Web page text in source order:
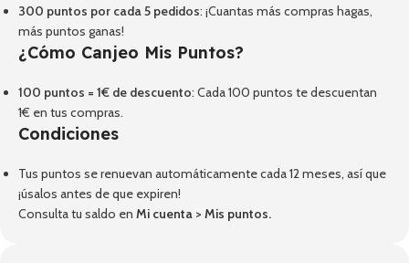
300 puntos por cada 5 pedidos: ¡Cuantas más compras hagas,
más puntos ganas!
¿Cómo Canjeo Mis Puntos?
100 puntos = 1€ de descuento: Cada 100 puntos te descuentan
1€ en tus compras.
Condiciones
Tus puntos se renuevan automáticamente cada 12 meses, así que
¡úsalos antes de que expiren!
Consulta tu saldo en Mi cuenta > Mis puntos.